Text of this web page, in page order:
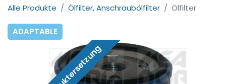
Alle Produkte Ölfilter, Anschraubölfilter Ölfilter
ADAPTABLE